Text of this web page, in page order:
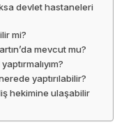
devlet hastaneleri
mi?
mevcut mu?
yaptırılabilir?
hekimine ulaşabilir